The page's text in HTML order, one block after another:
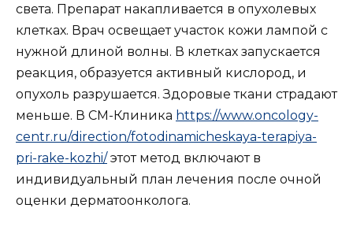
света. Препарат накапливается в опухолевых
клетках. Врач освещает участок кожи лампой с
нужной длиной волны. В клетках запускается
реакция, образуется активный кислород, и
опухоль разрушается. Здоровые ткани страдают
меньше. В СМ-Клиника https://www.oncology-
centr.ru/direction/fotodinamicheskaya-terapiya-
pri-rake-kozhi/этот метод включают в
индивидуальный план лечения после очной
оценки дерматоонколога.